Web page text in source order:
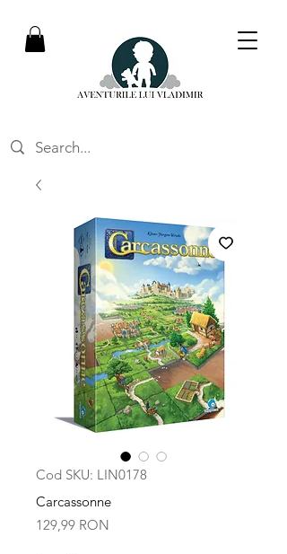
Cod SKU: LIN0178
Carcassonne
129,99 RON